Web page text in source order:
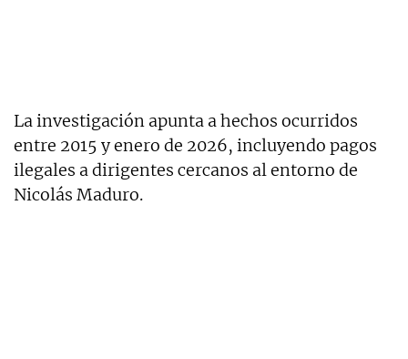
La investigación apunta a hechos ocurridos
entre 2015 y enero de 2026, incluyendo pagos
ilegales a dirigentes cercanos al entorno de
Nicolás Maduro.